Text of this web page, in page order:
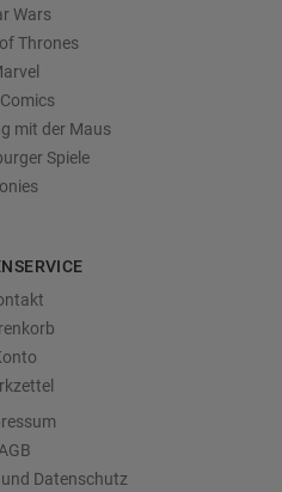
Wars
Thrones
mit der Maus
Spiele
AGB
Datenschutz